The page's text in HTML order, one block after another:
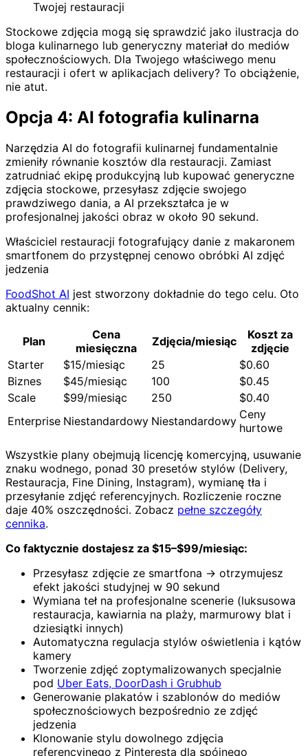
Twojej restauracji
Stockowe zdjęcia mogą się sprawdzić jako ilustracja do
bloga kulinarnego lub generyczny materiał do mediów
społecznościowych. Dla Twojego właściwego menu
restauracji i ofert w aplikacjach delivery? To obciążenie,
nie atut.
Opcja 4: AI fotografia kulinarna
Narzędzia AI do fotografii kulinarnej fundamentalnie
zmieniły równanie kosztów dla restauracji. Zamiast
zatrudniać ekipę produkcyjną lub kupować generyczne
zdjęcia stockowe, przesyłasz zdjęcie swojego
prawdziwego dania, a AI przekształca je w
profesjonalnej jakości obraz w około 90 sekund.
Właściciel restauracji fotografujący danie z makaronem
smartfonem do przystępnej cenowo obróbki AI zdjęć
jedzenia
FoodShot AI jest stworzony dokładnie do tego celu. Oto
aktualny cennik:
Plan
Cena
miesięczna
Zdjęcia/miesiąc
Koszt za
zdjęcie
Starter
$15/miesiąc 25
$0.60
Biznes
$45/miesiąc 100
$0.45
Scale
$99/miesiąc 250
$0.40
Enterprise Niestandardowy Niestandardowy Ceny
hurtowe
Wszystkie plany obejmują licencję komercyjną, usuwanie
znaku wodnego, ponad 30 presetów stylów (Delivery,
Restauracja, Fine Dining, Instagram), wymianę tła i
przesyłanie zdjęć referencyjnych. Rozliczenie roczne
daje 40% oszczędności. Zobacz pełne szczegóły
cennika.
Co faktycznie dostajesz za $15–$99/miesiąc:
Przesyłasz zdjęcie ze smartfona → otrzymujesz
efekt jakości studyjnej w 90 sekund
Wymiana teł na profesjonalne scenerie (luksusowa
restauracja, kawiarnia na plaży, marmurowy blat i
dziesiątki innych)
Automatyczna regulacja stylów oświetlenia i kątów
kamery
Tworzenie zdjęć zoptymalizowanych specjalnie
pod Uber Eats, DoorDash i Grubhub
Generowanie plakatów i szablonów do mediów
społecznościowych bezpośrednio ze zdjęć
jedzenia
Klonowanie stylu dowolnego zdjęcia
referencyjnego z Pinteresta dla spójnego